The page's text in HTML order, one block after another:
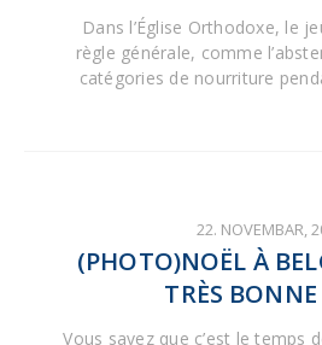
Dans l’Église Orthodoxe, le
règle générale, comme
catégories de nourriture
22. NOVEMBAR,
(PHOTO)NOËL À
TRÈS BONNE
Vous savez que c’est le temps